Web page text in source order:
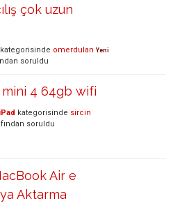
çok uzun
kategorisinde omerdulan Yeni
soruldu
4 64gb wifi
kategorisinde sircin
soruldu
Air e
Aktarma